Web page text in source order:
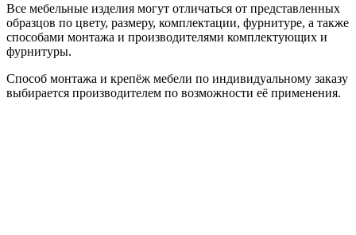
Все мебельные изделия могут отличаться от представленных
образцов по цвету, размеру, комплектации, фурнитуре, а также
способами монтажа и производителями комплектующих и
фурнитуры.
Способ монтажа и крепёж мебели по индивидуальному заказу
выбирается производителем по возможности её применения.